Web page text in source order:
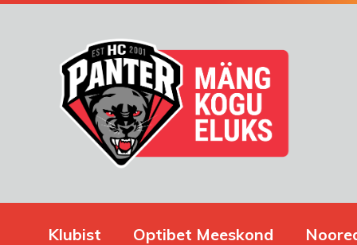
Klubist Optibet Meeskond